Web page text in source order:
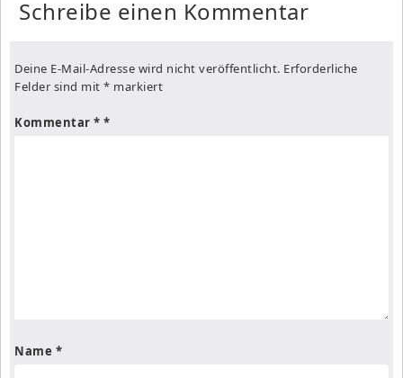
Schreibe einen Kommentar
Deine E-Mail-Adresse wird nicht veröffentlicht. Erforderliche
Felder sind mit * markiert
Kommentar *
Name *